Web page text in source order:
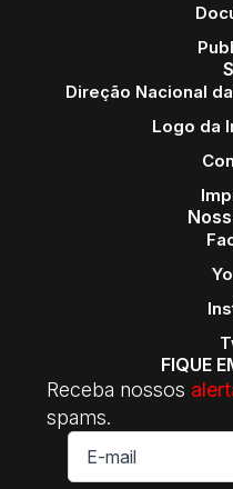
Direção Nacional
Logo da
FIQUE
Receba nossos
spams.
E-
mail